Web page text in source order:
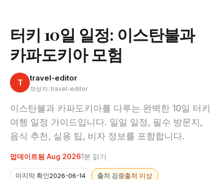
터키 10일 일정: 이스탄불과
카파도키아 모험
T travel-editor
작성자: travel-editor
이스탄불과 카파도키아를 다루는 완벽한 10일 터키
여행 일정 가이드입니다. 일일 일정, 필수 방문지,
음식 추천, 실용 팁, 비자 정보를 포함합니다.
업데이트됨 Aug 20261분 읽기
마지막 확인2026-06-14 출처 검증출처 미상